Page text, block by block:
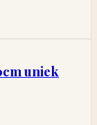
uniek